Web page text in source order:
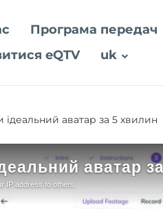
Програма передач
eQTV
uk
ідеальний аватар за 5 хвилин